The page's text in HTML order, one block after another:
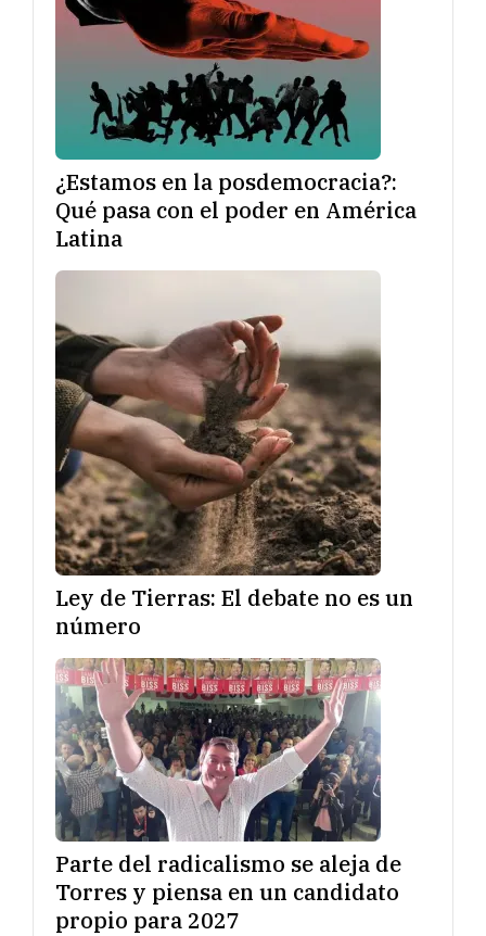
¿Estamos en la posdemocracia?:
Qué pasa con el poder en América
Latina
Ley de Tierras: El debate no es un
número
Parte del radicalismo se aleja de
Torres y piensa en un candidato
propio para 2027